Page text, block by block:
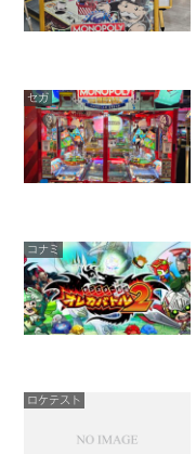
セガ
コナミ
ロケテスト